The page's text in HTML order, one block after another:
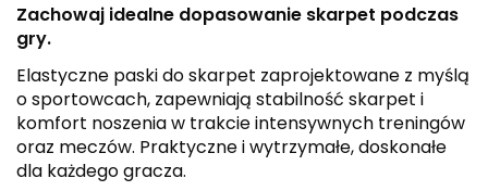
Zachowaj idealne dopasowanie skarpet podczas
gry.
Elastyczne paski do skarpet zaprojektowane z myślą
o sportowcach, zapewniają stabilność skarpet i
komfort noszenia w trakcie intensywnych treningów
oraz meczów. Praktyczne i wytrzymałe, doskonałe
dla każdego gracza.